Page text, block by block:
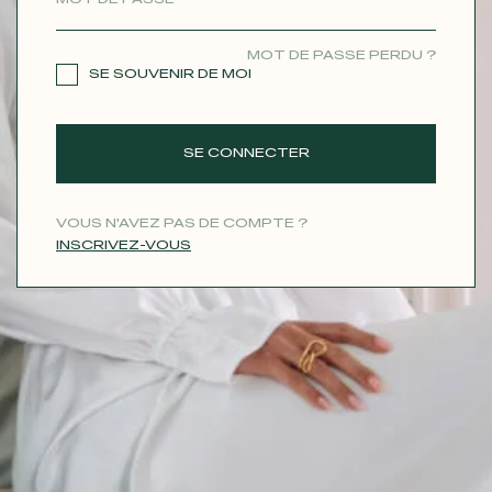
MOT DE PASSE PERDU ?
SE SOUVENIR DE MOI
SE CONNECTER
VOUS N'AVEZ PAS DE COMPTE ?
INSCRIVEZ-VOUS